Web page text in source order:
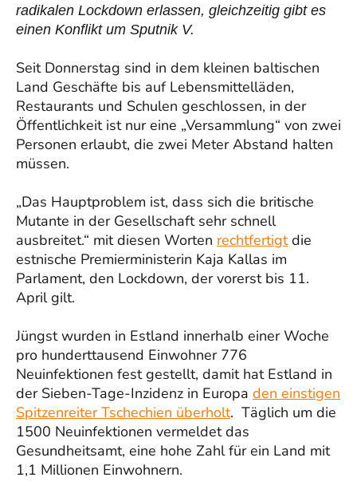
radikalen Lockdown erlassen, gleichzeitig gibt es
einen Konflikt um Sputnik V.
Seit Donnerstag sind in dem kleinen baltischen
Land Geschäfte bis auf Lebensmittelläden,
Restaurants und Schulen geschlossen, in der
Öffentlichkeit ist nur eine „Versammlung“ von zwei
Personen erlaubt, die zwei Meter Abstand halten
müssen.
„Das Hauptproblem ist, dass sich die britische
Mutante in der Gesellschaft sehr schnell
ausbreitet.“ mit diesen Worten rechtfertigtdie
estnische Premierministerin Kaja Kallas im
Parlament, den Lockdown, der vorerst bis 11.
April gilt.
Jüngst wurden in Estland innerhalb einer Woche
pro hunderttausend Einwohner 776
Neuinfektionen fest gestellt, damit hat Estland in
der Sieben-Tage-Inzidenz in Europa den einstigen
Spitzenreiter Tschechien überholt. Täglich um die
1500 Neuinfektionen vermeldet das
Gesundheitsamt, eine hohe Zahl für ein Land mit
1,1 Millionen Einwohnern.